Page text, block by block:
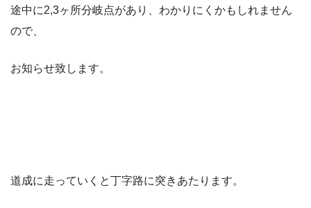
途中に2,3ヶ所分岐点があり、わかりにくかもしれません
ので、
お知らせ致します。
道成に走っていくと丁字路に突きあたります。